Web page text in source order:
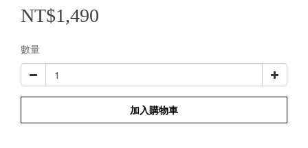
NT$1,490
數量
加入購物車